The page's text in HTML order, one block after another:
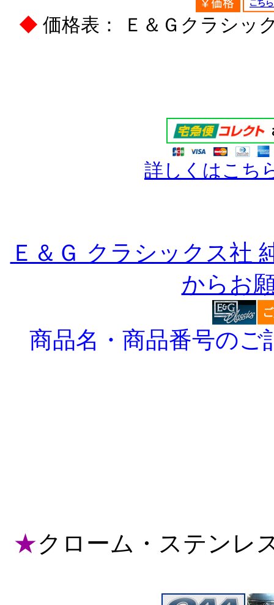
◆ 価格表： Ｅ＆Ｇクラシッ
詳しくはこち
Ｅ＆Ｇ クラシックス社
からお
商品名・商品番号の
★クローム・ステンレ